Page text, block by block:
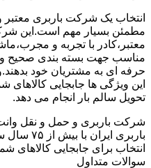
انتخاب یک شرکت باربری
مطمئن بسیار مهم است.این
معتبر،کادر با تجربه و
مناسب جهت بسته بندی صحیح و
حرفه ای به مشتریان خود
این ویژگی ها جابجایی
تحویل سالم بار انجام می دهد.
شرکت باربری و حمل و نقل
باربری
انتخاب برای جابجایی کالاهای
سوالات متداول